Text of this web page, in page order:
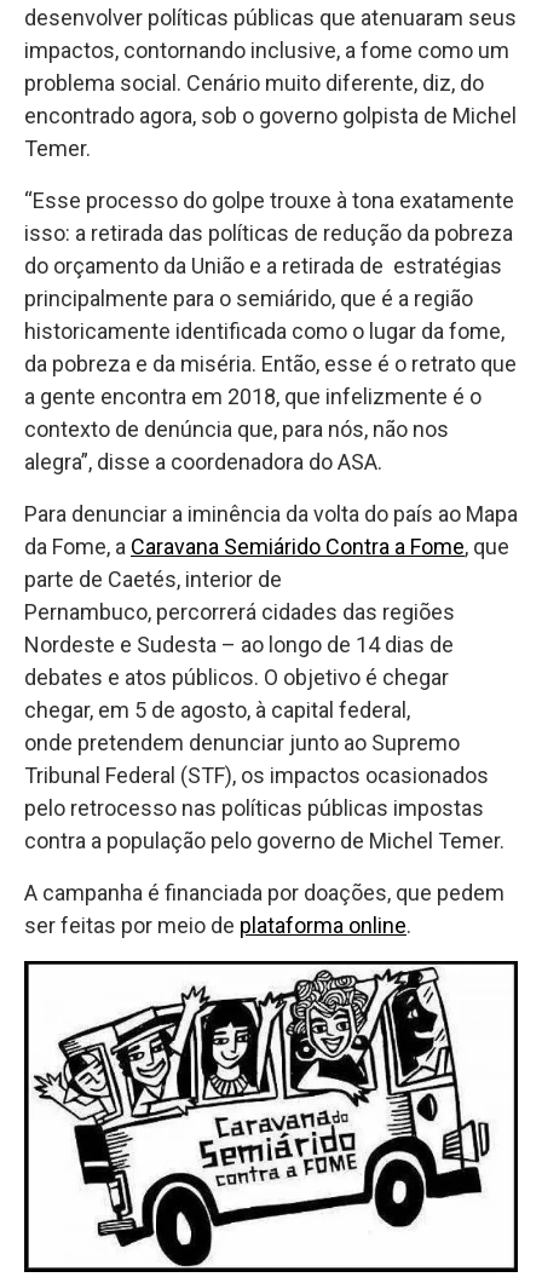
desenvolver políticas públicas que atenuaram seus
impactos, contornando inclusive, a fome como um
problema social. Cenário muito diferente, diz, do
encontrado agora, sob o governo golpista de Michel
Temer.
“Esse processo do golpe trouxe à tona exatamente
isso: a retirada das políticas de redução da pobreza
do orçamento da União e a retirada de estratégias
principalmente para o semiárido, que é a região
historicamente identificada como o lugar da fome,
da pobreza e da miséria. Então, esse é o retrato que
a gente encontra em 2018, que infelizmente é o
contexto de denúncia que, para nós, não nos
alegra”, disse a coordenadora do ASA.
Para denunciar a iminência da volta do país ao Mapa
da Fome, a Caravana Semiárido Contra a Fome, que
parte de Caetés, interior de
Pernambuco, percorrerá cidades das regiões
Nordeste e Sudesta – ao longo de 14 dias de
debates e atos públicos. O objetivo é chegar
chegar, em 5 de agosto, à capital federal,
onde pretendem denunciar junto ao Supremo
Tribunal Federal (STF), os impactos ocasionados
pelo retrocesso nas políticas públicas impostas
contra a população pelo governo de Michel Temer.
A campanha é financiada por doações, que pedem
ser feitas por meio de plataforma online.